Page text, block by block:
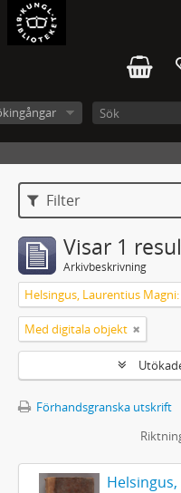
Filter
Visar 1
Arkivbeskrivning
Med digitala objekt
Förhandsgranska utskrift